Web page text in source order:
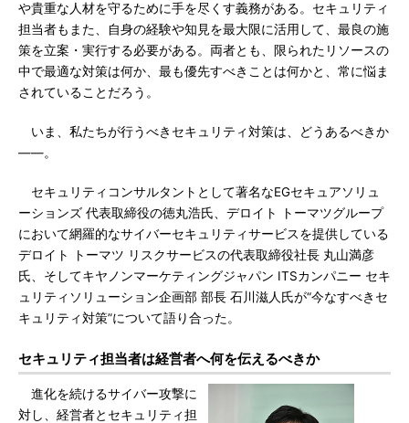
や貴重な人材を守るために手を尽くす義務がある。セキュリティ
担当者もまた、自身の経験や知見を最大限に活用して、最良の施
策を立案・実行する必要がある。両者とも、限られたリソースの
中で最適な対策は何か、最も優先すべきことは何かと、常に悩ま
されていることだろう。
いま、私たちが行うべきセキュリティ対策は、どうあるべきか
――。
セキュリティコンサルタントとして著名なEGセキュアソリュ
ーションズ 代表取締役の徳丸浩氏、デロイト トーマツグループ
において網羅的なサイバーセキュリティサービスを提供している
デロイト トーマツ リスクサービスの代表取締役社長 丸山満彦
氏、そしてキヤノンマーケティングジャパン ITSカンパニー セキ
ュリティソリューション企画部 部長 石川滋人氏が“今なすべきセ
キュリティ対策”について語り合った。
セキュリティ担当者は経営者へ何を伝えるべきか
進化を続けるサイバー攻撃に
対し、経営者とセキュリティ担